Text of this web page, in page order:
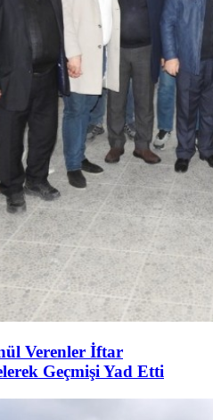
Verenler İftar
Geçmişi Yad Etti